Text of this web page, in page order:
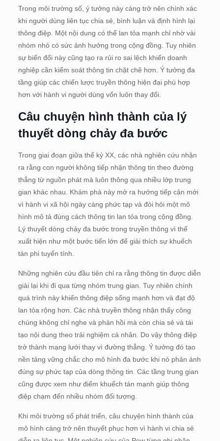
Trong môi trường số, ý tưởng này càng trở nên chính xác
khi người dùng liên tục chia sẻ, bình luận và định hình lại
thông điệp. Một nội dung có thể lan tỏa mạnh chỉ nhờ vài
nhóm nhỏ có sức ảnh hưởng trong cộng đồng. Tuy nhiên
sự biến đổi này cũng tạo ra rủi ro sai lệch khiến doanh
nghiệp cần kiểm soát thông tin chặt chẽ hơn. Ý tưởng đa
tầng giúp các chiến lược truyền thông hiện đại phù hợp
hơn với hành vi người dùng vốn luôn thay đổi.
Câu chuyện hình thành của lý
thuyết dòng chảy đa bước
Trong giai đoạn giữa thế kỷ XX, các nhà nghiên cứu nhận
ra rằng con người không tiếp nhận thông tin theo đường
thẳng từ nguồn phát mà luôn thông qua nhiều lớp trung
gian khác nhau. Khám phá này mở ra hướng tiếp cận mới
vì hành vi xã hội ngày càng phức tạp và đòi hỏi một mô
hình mô tả đúng cách thông tin lan tỏa trong cộng đồng.
Lý thuyết dòng chảy đa bước trong truyền thông vì thế
xuất hiện như một bước tiến lớn để giải thích sự khuếch
tán phi tuyến tính.
Những nghiên cứu đầu tiên chỉ ra rằng thông tin được diễn
giải lại khi đi qua từng nhóm trung gian. Tuy nhiên chính
quá trình này khiến thông điệp sống mạnh hơn và đạt độ
lan tỏa rộng hơn. Các nhà truyền thông nhận thấy công
chúng không chỉ nghe và phản hồi mà còn chia sẻ và tái
tạo nội dung theo trải nghiệm cá nhân. Do vậy thông điệp
trở thành mạng lưới thay vì đường thẳng. Ý tưởng đó tạo
nền tảng vững chắc cho mô hình đa bước khi nó phản ánh
đúng sự phức tạp của dòng thông tin. Các tầng trung gian
cũng được xem như điểm khuếch tán mạnh giúp thông
điệp chạm đến nhiều nhóm đối tượng.
Khi môi trường số phát triển, câu chuyện hình thành của
mô hình càng trở nên thuyết phục hơn vì hành vi chia sẻ